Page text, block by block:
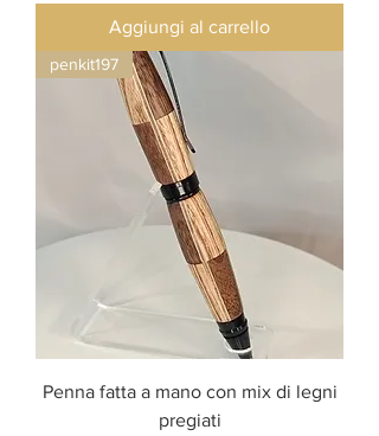
Aggiungi al carrello
penkit197
Penna fatta a mano con mix di legni
pregiati